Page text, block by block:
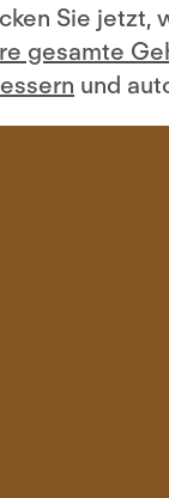
Sie jetzt,
gesamte
und